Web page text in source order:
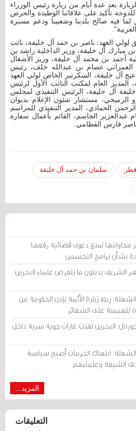
بعد عدة أيام من زيارة رئيس الوزراء
تأكيد على علاقاتنا الوطيدة والحرص
لما فيه صالح بلدينا وشعبينا ودعم مسيرة
لولي العهد: ناصر بن حمد آل خليفة، نائب
مبارك آل خليفة، وزير الداخلية راشد بن
أحمد بن محمد آل خليفة، وزير الأشغال
العمراني عصام بن عبدالله خلف، رئيس
آل خليفة، السكرتير الخاص لولي العهد
العام لمكتب النائب الأول لرئيس
آل خليفة، الرئيس التنفيذي لمجلس
الرميحي، مستشار شئون الإعلام بديوان
الحمادي، المدير التنفيذي للمراسم
الجاسم، القائم بأعمال سفارة
فارس القطامي.
قطر سلمان بن حمد آل خليفة
محاولتها لمنع دعوى قضائية رفعها
بشأن برامج التجسس
الشريف يدينون ما يتعرض علماء البحرين
ربط زيارة الأئمة بإذن الحكومة من
للهيمنة على الشعائر
البحرين نفذت غارات جوية سرية داخل
انتهاك الحرمات أصبح سياسة
الشيعة وعلماءهم
المزيد...
التعليقات